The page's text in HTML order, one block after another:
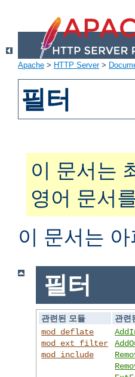
Apache > HTTP Server>
필터
이 문서는
영어 문서
이 문서는
필터
관련된 모듈
관련
mod_deflate
mod_ext_filter
mod_include